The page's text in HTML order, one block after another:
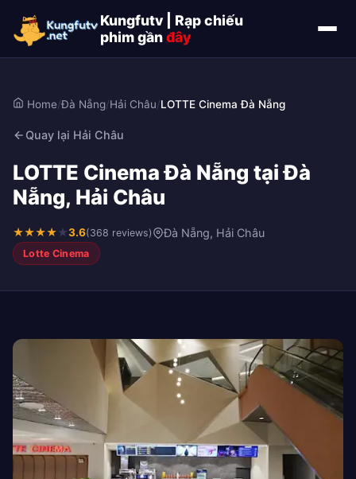
Kungfutv | Rạp chiếu
phim gầnđây
Home/Đà Nẵng/Hải Châu/LOTTE Cinema Đà Nẵng
Quay lại Hải Châu
LOTTE Cinema Đà Nẵng tại Đà
Nẵng, Hải Châu
★★★★★3.6(368 reviews) Đà Nẵng, Hải Châu
Lotte Cinema